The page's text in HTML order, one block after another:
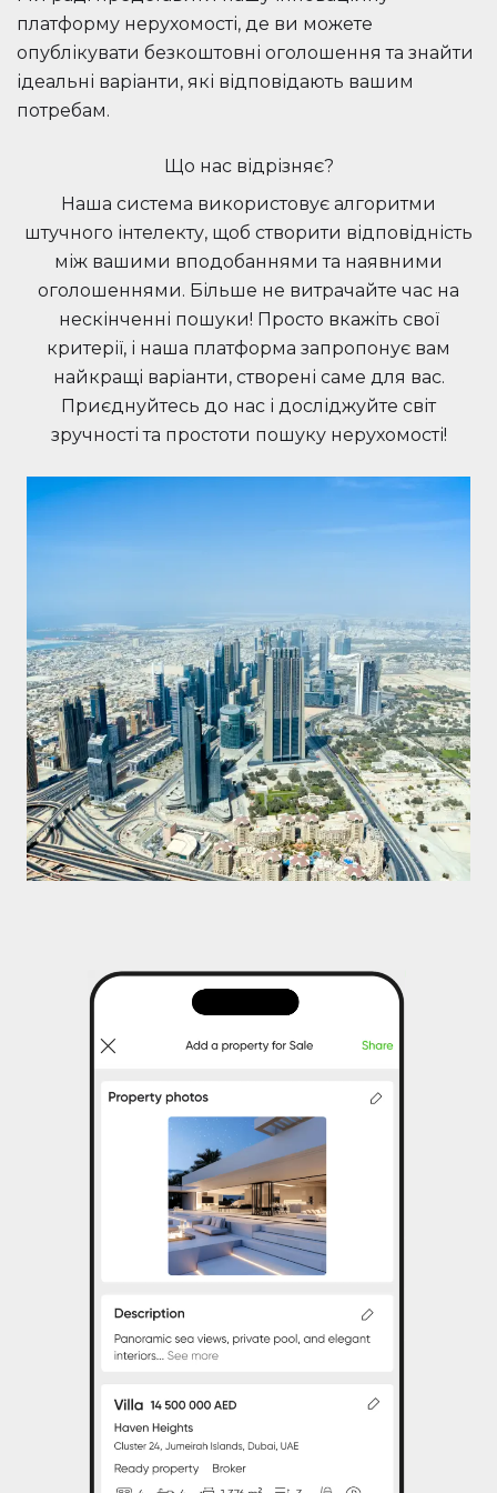
платформу нерухомості, де ви можете
опублікувати безкоштовні оголошення та знайти
ідеальні варіанти, які відповідають вашим
потребам.
Що нас відрізняє?
Наша система використовує алгоритми
штучного інтелекту, щоб створити відповідність
між вашими вподобаннями та наявними
оголошеннями. Більше не витрачайте час на
нескінченні пошуки! Просто вкажіть свої
критерії, і наша платформа запропонує вам
найкращі варіанти, створені саме для вас.
Приєднуйтесь до нас і досліджуйте світ
зручності та простоти пошуку нерухомості!